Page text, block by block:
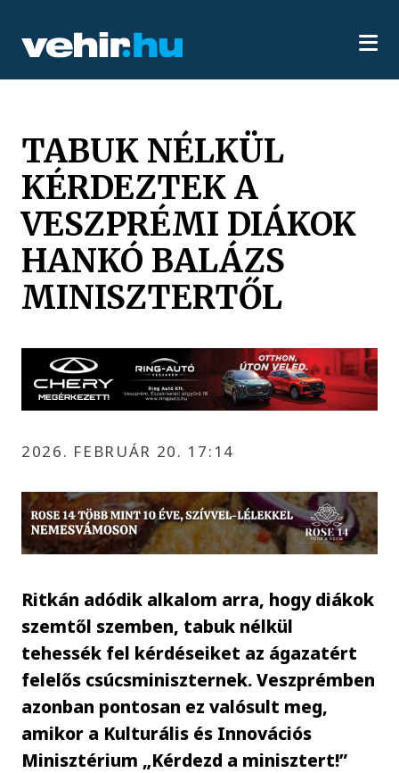
TABUK NÉLKÜL
KÉRDEZTEK A
VESZPRÉMI DIÁKOK
HANKÓ BALÁZS
MINISZTERTŐL
2026. FEBRUÁR 20. 17:14
Ritkán adódik alkalom arra, hogy diákok
szemtől szemben, tabuk nélkül
tehessék fel kérdéseiket az ágazatért
felelős csúcsminiszternek. Veszprémben
azonban pontosan ez valósult meg,
amikor a Kulturális és Innovációs
Minisztérium „Kérdezd a minisztert!”